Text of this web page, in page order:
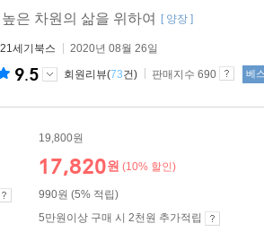
은 차원의 삶을 위하여 [ 양장 ]
21세기북스 2020년 08월 26일
9.5 회원리뷰(73건) 판매지수 690 베
19,800원
17,820원 (10% 할인)
990원 (5% 적립)
5만원이상 구매 시 2천원 추가적립